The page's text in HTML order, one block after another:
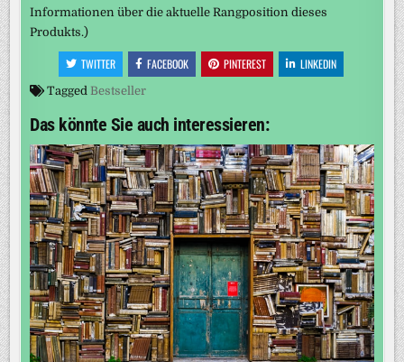
Informationen über die aktuelle Rangposition dieses
Produkts.)
TWITTER FACEBOOK PINTEREST LINKEDIN
Tagged Bestseller
Das könnte Sie auch interessieren: